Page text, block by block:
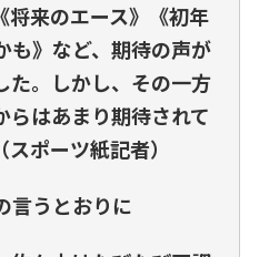
将来のエース》《初年
も》など、期待の声が
た。しかし、その一方
らはあまり期待されて
ポーツ紙記者）
言うとおりに